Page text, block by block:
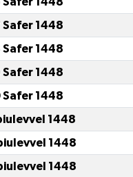
Safer 1448
Safer 1448
Safer 1448
Safer 1448
1448
1448
1448